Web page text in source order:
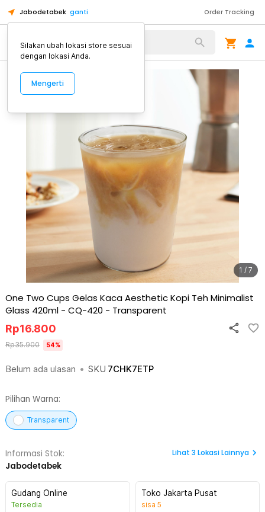
Jabodetabek ganti Order Tracking
Alat Kopi
1 / 7
One Two Cups Gelas Kaca Aesthetic Kopi Teh Minimalist
Glass 420ml - CQ-420 - Transparent
Belum ada ulasan • SKU 7CHK7ETP
Rp16.800
Rp35.900 54%
Pilihan Warna:
Transparent
Informasi Stok:
Jabodetabek
Lihat 3 Lokasi Lainnya
Gudang Online
Tersedia
Toko Jakarta Pusat
sisa 5
Silakan ubah lokasi store sesuai
dengan lokasi Anda.
Mengerti